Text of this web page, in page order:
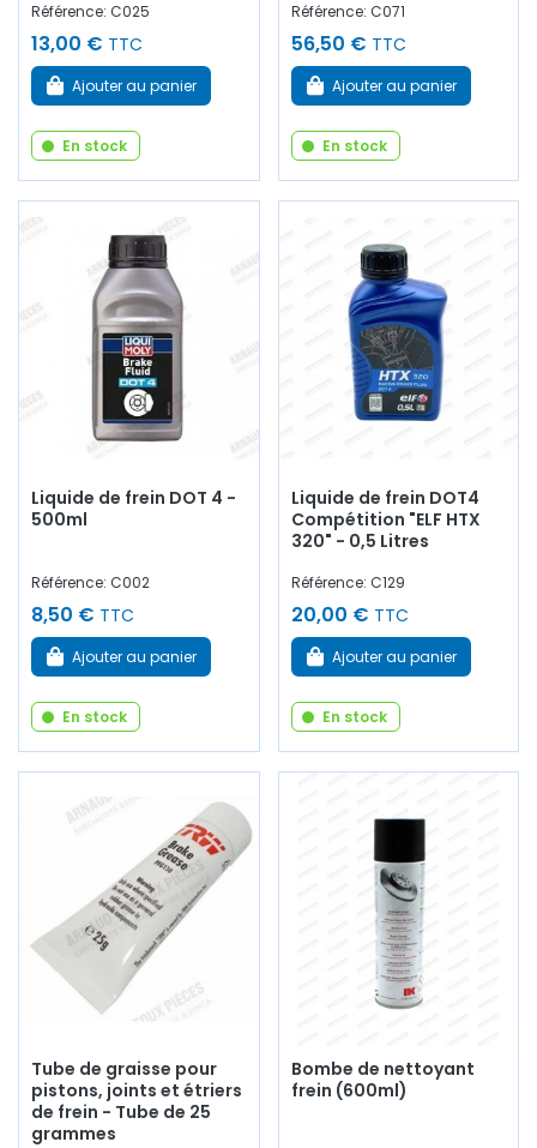
Référence: C025
13,00 € TTC
Ajouter au panier
En stock
Référence: C071
56,50 € TTC
Ajouter au panier
En stock
Liquide de frein DOT 4 -
500ml
Référence: C002
8,50 € TTC
Ajouter au panier
En stock
Liquide de frein DOT4
Compétition "ELF HTX
320" - 0,5 Litres
Référence: C129
20,00 € TTC
Ajouter au panier
En stock
Tube de graisse pour
pistons, joints et étriers
de frein - Tube de 25
grammes
Bombe de nettoyant
frein (600ml)